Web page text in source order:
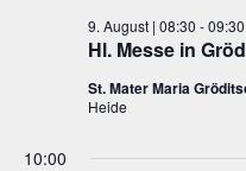
Hl. Messe in
9. August | 08:30 -09:30
St. Mater Maria
Heide
10:00